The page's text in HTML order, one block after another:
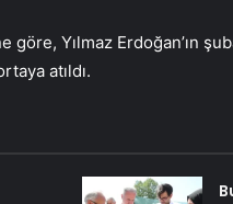
göre, Yılmaz Erdoğan’ın
atıldı.